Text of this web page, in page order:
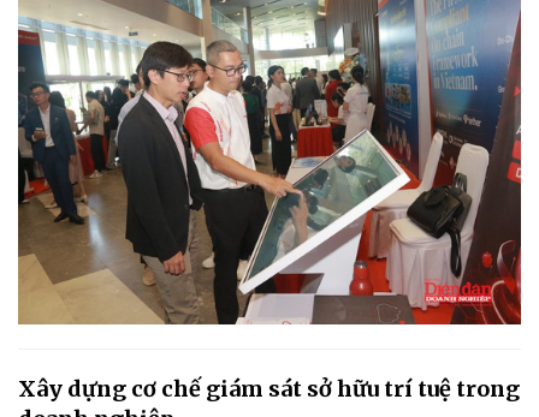
Xây dựng cơ chế giám sát sở hữu trí tuệ trong